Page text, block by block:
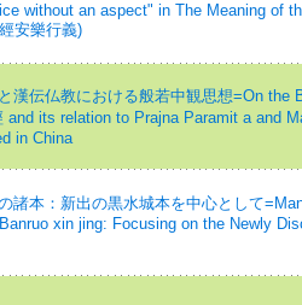
without an aspect" in The Meaning of
安樂行義)
漢伝仏教における般若中観思想=On the
and its relation to Prajna Paramit a and
in China
諸本：新出の黒水城本を中心として
xin jing: Focusing on the Newly